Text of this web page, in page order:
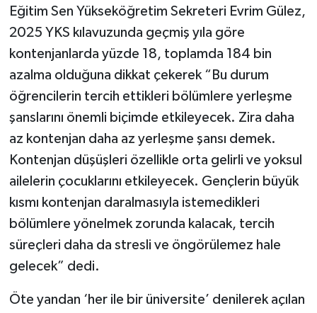
Eğitim Sen Yükseköğretim Sekreteri Evrim Gülez,
2025 YKS kılavuzunda geçmiş yıla göre
kontenjanlarda yüzde 18, toplamda 184 bin
azalma olduğuna dikkat çekerek “Bu durum
öğrencilerin tercih ettikleri bölümlere yerleşme
şanslarını önemli biçimde etkileyecek. Zira daha
az kontenjan daha az yerleşme şansı demek.
Kontenjan düşüşleri özellikle orta gelirli ve yoksul
ailelerin çocuklarını etkileyecek. Gençlerin büyük
kısmı kontenjan daralmasıyla istemedikleri
bölümlere yönelmek zorunda kalacak, tercih
süreçleri daha da stresli ve öngörülemez hale
gelecek” dedi.
Öte yandan ‘her ile bir üniversite’ denilerek açılan